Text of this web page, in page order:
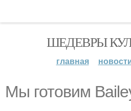
ШЕДЕВРЫ
главная
Мы готовим